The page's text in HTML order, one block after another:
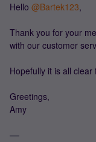
Hello ​ @Bartek123,
Thank you for your
with our customer
Hopefully it is all clear
Greetings,
Amy